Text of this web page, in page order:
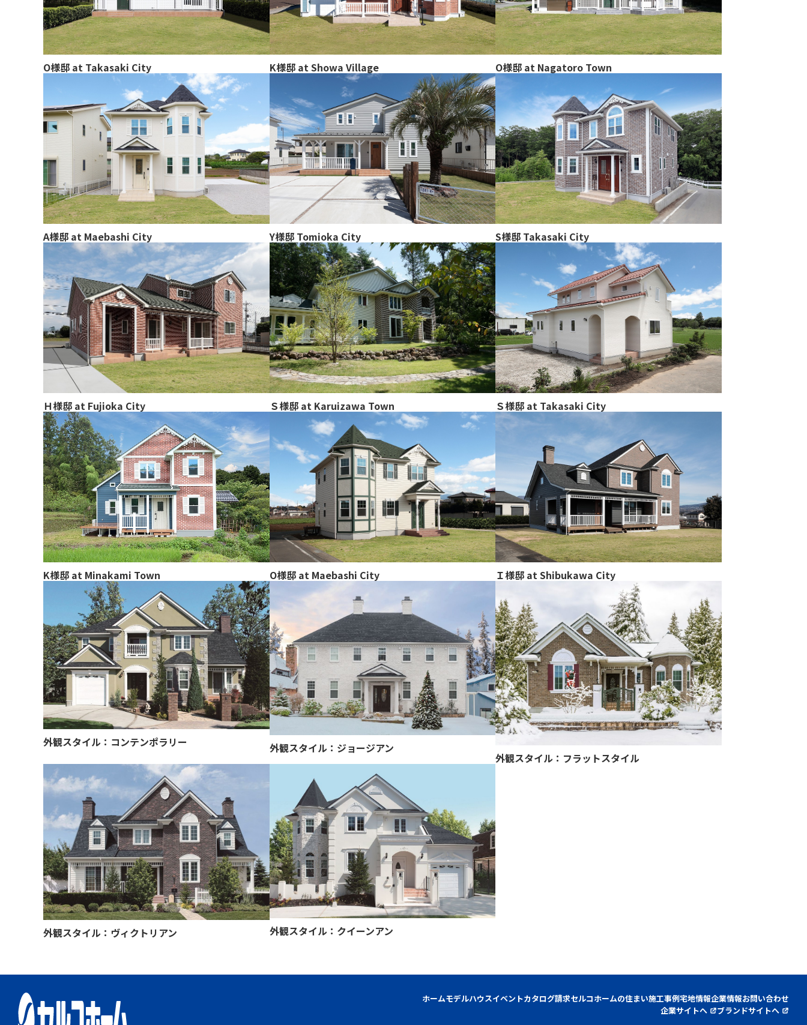
O様邸 at Takasaki City K様邸 at Showa Village O様邸 at Nagatoro Town
A様邸 at Maebashi City Y様邸 Tomioka City S様邸 Takasaki City
Ｈ様邸 at Fujioka City Ｓ様邸 at Karuizawa Town Ｓ様邸 at Takasaki City
K様邸 at Minakami Town O様邸 at Maebashi City Ｉ様邸 at Shibukawa City
外観スタイル：コンテンポラリー 外観スタイル：ジョージアン
外観スタイル：ヴィクトリアン 外観スタイル：クイーンアン
ホームモデルハウスイベントカタログ請求セルコホームの住まい施工事例宅地情報企業情報お問い合わせ
企業サイトへ
ブランドサイトへ